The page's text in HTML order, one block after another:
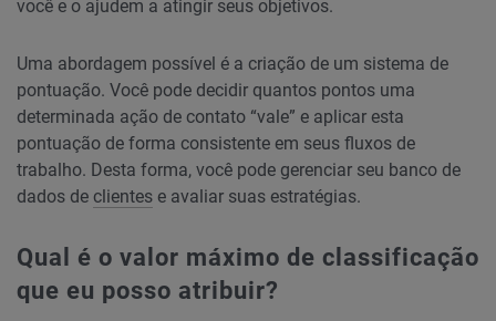
você e o ajudem a atingir seus objetivos.
Uma abordagem possível é a criação de um sistema de
pontuação. Você pode decidir quantos pontos uma
determinada ação de contato “vale” e aplicar esta
pontuação de forma consistente em seus fluxos de
trabalho. Desta forma, você pode gerenciar seu banco de
dados de clientes e avaliar suas estratégias.
Qual é o valor máximo de classificação
que eu posso atribuir?